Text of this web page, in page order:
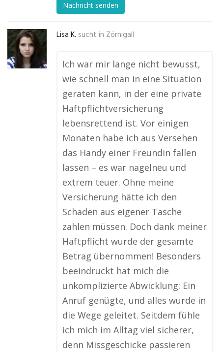
Nachricht senden
Lisa K. sucht in Zörnigall
Ich war mir lange nicht bewusst,
wie schnell man in eine Situation
geraten kann, in der eine private
Haftpflichtversicherung
lebensrettend ist. Vor einigen
Monaten habe ich aus Versehen
das Handy einer Freundin fallen
lassen – es war nagelneu und
extrem teuer. Ohne meine
Versicherung hätte ich den
Schaden aus eigener Tasche
zahlen müssen. Doch dank meiner
Haftpflicht wurde der gesamte
Betrag übernommen! Besonders
beeindruckt hat mich die
unkomplizierte Abwicklung: Ein
Anruf genügte, und alles wurde in
die Wege geleitet. Seitdem fühle
ich mich im Alltag viel sicherer,
denn Missgeschicke passieren